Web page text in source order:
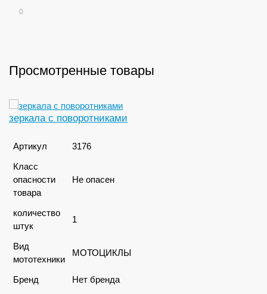
0
Просмотренные товары
зеркала с поворотниками
Артикул
3176
Класс
опасности
товара
Не опасен
количество
штук
1
Вид
мототехники
МОТОЦИКЛЫ
Бренд Нет бренда